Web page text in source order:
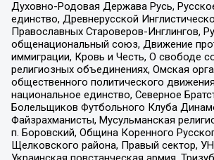
Духовно-Родовая Держава Русь,
единство, Древнерусской
Православных Староверов-Инглингов,
общенациональный союз, Движение
иммиграции, Кровь и Честь, О свободе
религиозных объединениях, Омская
общественного политического
национальное единство, Северное
Болельщиков Футбольного Клуба
Файзрахманисты, Мусульманская
п. Боровский, Община Коренного
Щелковского района, Правый сектор,